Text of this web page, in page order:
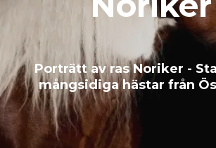
Porträtt av ras Noriker -
mångsidiga hästar från